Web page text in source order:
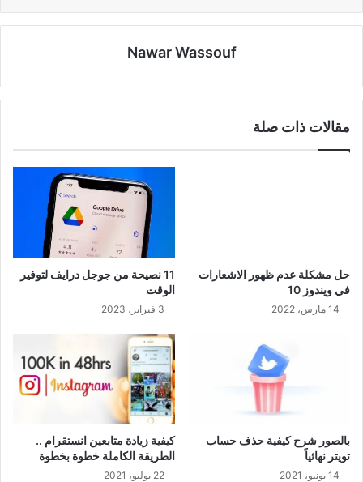
Nawar Wassouf
مقالات ذات صلة
حل مشكلة عدم ظهور الاشعارات
في ويندوز 10
14 مارس، 2022
11 نصيحة من جوجل درايف لتوفير
الوقت
3 فبراير، 2023
بالصور شرح كيفية حذف حساب
تويتر نهائياً
14 يونيو، 2021
كيفية زيادة متابعين انستقرام ..
الطريقة الكاملة خطوة بخطوة
22 يوليو، 2021